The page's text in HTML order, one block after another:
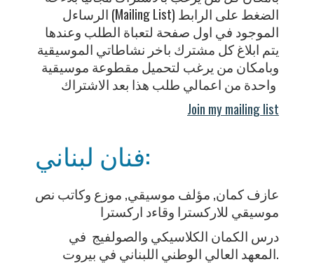
الرساءل (Mailing List) الضغط على الرابط
الموجود في اول صفحة لتعباة الطلب وعندها
يتم ابلاغ كل مشترك باخر نشاطاتي الموسيقية
وبامكان من يرغب لتحميل مقطوعة موسيقية
Join my mailing list
فنان لبناني:
عازف كمان, مؤلف موسيقي, موزع وكاتب نص
موسيقي للاركسترا وقاءد اركسترا
درس الكمان الكلاسيكي والصولفيج في
المعهد العالي الوطني اللبناني في بيروت.